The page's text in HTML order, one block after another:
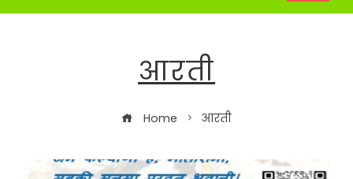
आरती
Home आरती